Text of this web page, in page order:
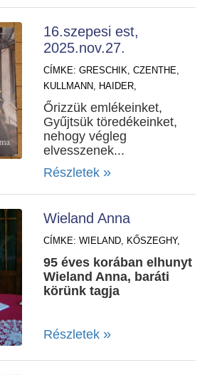
16.szepesi est,
2025.nov.27.
CÍMKE:GRESCHIK,CZENTHE,
KULLMANN, HAIDER,
Őrizzük emlékeinket,
Gyűjtsük töredékeinket,
nehogy végleg
elvesszenek...
Részletek »
Wieland Anna
CÍMKE:WIELAND, KŐSZEGHY,
95 éves korában elhunyt
Wieland Anna, baráti
körünk tagja
Részletek »